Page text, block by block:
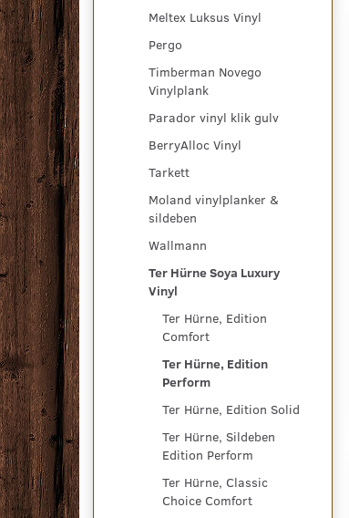
Meltex Luksus Vinyl
Pergo
Timberman Novego
Vinylplank
Parador vinyl klik gulv
BerryAlloc Vinyl
Tarkett
Moland vinylplanker &
sildeben
Wallmann
Ter Hürne Soya Luxury
Vinyl
Ter Hürne, Edition
Comfort
Ter Hürne, Edition
Perform
Ter Hürne, Edition Solid
Ter Hürne, Sildeben
Edition Perform
Ter Hürne, Classic
Choice Comfort
STONE EDITION
PERFORM, NATURAL
STONE, STONE ROME
314,21 DKK
458,75 DKK pr
458,75 DKK
Se produktet
PERFORM, NATURAL
STONE, STONE TUNIS
314,21 DKK
458,75 DKK pr
458,75 DKK